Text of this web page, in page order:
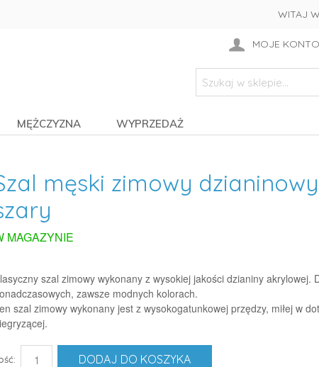
WITAJ
MOJE KONTO
MĘŻCZYZNA WYPRZEDAŻ
męski zimowy dzianinowy
MAGAZYNIE
szal zimowy wykonany z wysokiej jakości dzianiny akrylowej.
zawsze modnych kolorach.
szal zimowy wykonany jest z wysokogatunkowej przędzy, miłej w
DODAJ DO KOSZYKA